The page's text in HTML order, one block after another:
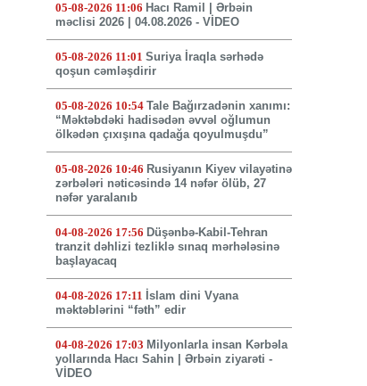
05-08-2026 11:06 Hacı Ramil | Ərbəin
məclisi 2026 | 04.08.2026 - VİDEO
05-08-2026 11:01 Suriya İraqla sərhədə
qoşun cəmləşdirir
05-08-2026 10:54 Tale Bağırzadənin xanımı:
“Məktəbdəki hadisədən əvvəl oğlumun
ölkədən çıxışına qadağa qoyulmuşdu”
05-08-2026 10:46 Rusiyanın Kiyev vilayətinə
zərbələri nəticəsində 14 nəfər ölüb, 27
nəfər yaralanıb
04-08-2026 17:56 Düşənbə-Kabil-Tehran
tranzit dəhlizi tezliklə sınaq mərhələsinə
başlayacaq
04-08-2026 17:11 İslam dini Vyana
məktəblərini “fəth” edir
04-08-2026 17:03 Milyonlarla insan Kərbəla
yollarında Hacı Sahin | Ərbəin ziyarəti -
VİDEO